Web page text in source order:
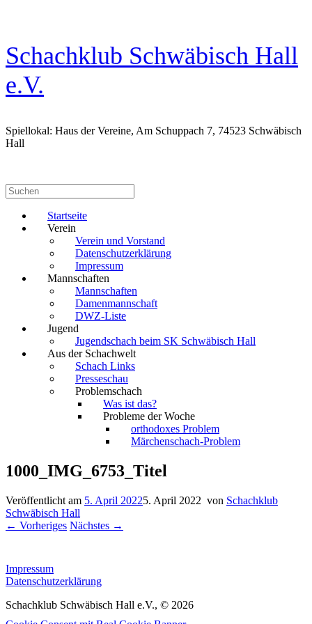
Schachklub Schwäbisch Hall
e.V.
Spiellokal: Haus der Vereine, Am Schuppach 7, 74523 Schwäbisch
Hall
Suchen
nach:
Startseite
Verein
Verein und Vorstand
Datenschutzerklärung
Impressum
Mannschaften
Mannschaften
Damenmannschaft
DWZ-Liste
Jugend
Jugendschach beim SK Schwäbisch Hall
Aus der Schachwelt
Schach Links
Presseschau
Problemschach
Was ist das?
Probleme der Woche
orthodoxes Problem
Märchenschach-Problem
1000_IMG_6753_Titel
Veröffentlicht am 5. April 20225. April 2022 von Schachklub
Schwäbisch Hall
← Vorheriges Nächstes →
Impressum
Datenschutzerklärung
Schachklub Schwäbisch Hall e.V., © 2026